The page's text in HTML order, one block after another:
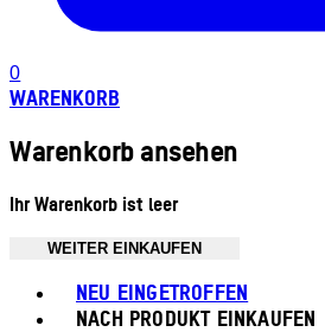
0
WARENKORB
Warenkorb ansehen
Ihr Warenkorb ist leer
WEITER EINKAUFEN
NEU EINGETROFFEN
NACH PRODUKT EINKAUFEN